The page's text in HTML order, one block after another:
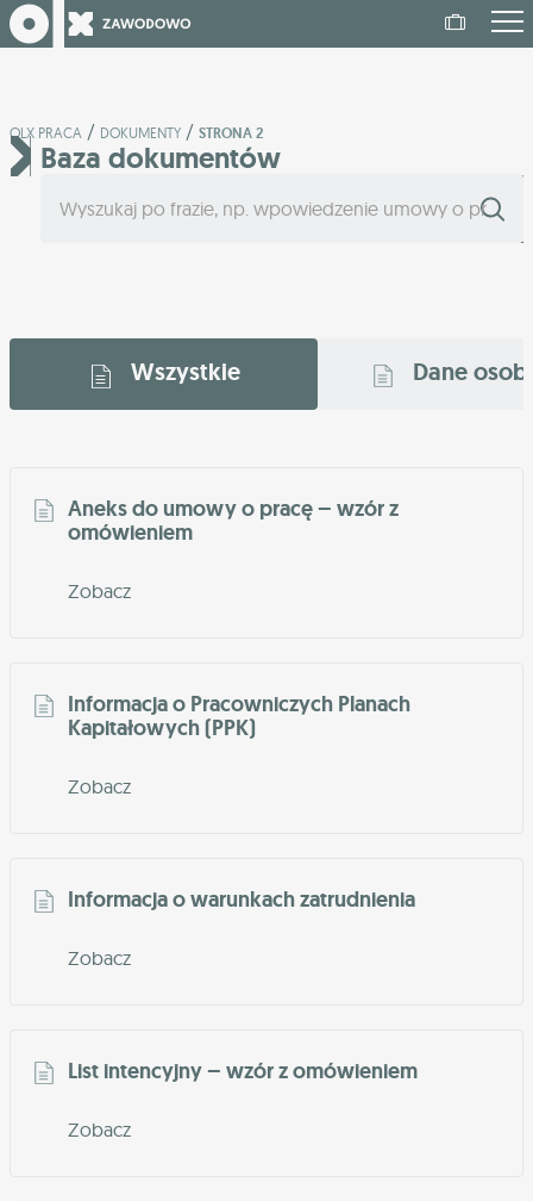
OLX PRACA / DOKUMENTY / STRONA 2
Baza dokumentów
Wszystkie Dane
Aneks do umowy o pracę – wzór z
omówieniem
Zobacz
Informacja o Pracowniczych Planach
Kapitałowych (PPK)
Zobacz
Informacja o warunkach zatrudnienia
Zobacz
List intencyjny – wzór z omówieniem
Zobacz